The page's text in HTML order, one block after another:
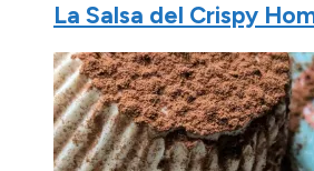
La Salsa del Crispy